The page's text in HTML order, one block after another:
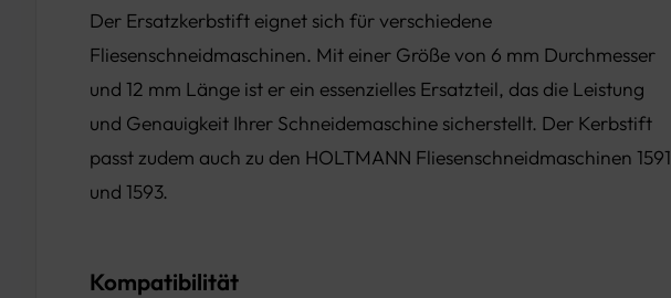
Der Ersatzkerbstift eignet sich für verschiedene
Fliesenschneidmaschinen. Mit einer Größe von 6 mm Durchmesser
und 12 mm Länge ist er ein essenzielles Ersatzteil, das die Leistung
und Genauigkeit Ihrer Schneidemaschine sicherstellt. Der Kerbstift
passt zudem auch zu den HOLTMANN Fliesenschneidmaschinen 1591
und 1593.
Kompatibilität